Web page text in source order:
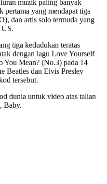
muzik paling banyak
pertama yang mendapat tiga
dan artis solo termuda yang
US.
tiga kedudukan teratas
dengan lagu Love Yourself
Mean? (No.3) pada 14
Beatles dan Elvis Presley
tersebut.
dunia untuk video atas talian
Baby.